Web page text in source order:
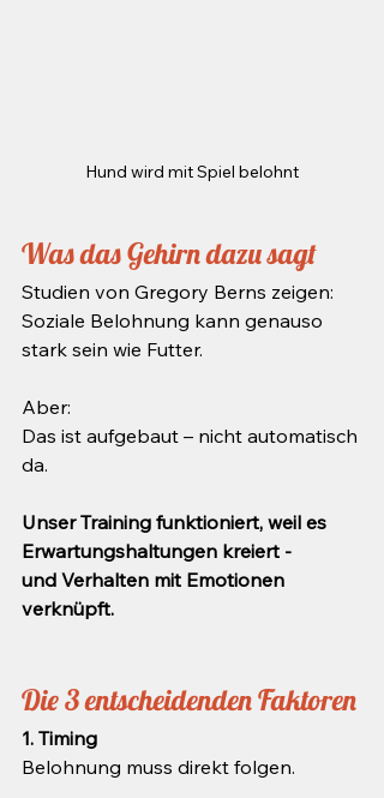
Hund wird mit Spiel belohnt
Was das Gehirn dazu sagt
Studien von Gregory Berns zeigen:
Soziale Belohnung kann genauso
stark sein wie Futter.
Aber:
Das ist aufgebaut – nicht automatisch
da.
Unser Training funktioniert, weil es
Erwartungshaltungen kreiert -
und Verhalten mit Emotionen
verknüpft.
Die 3 entscheidenden Faktoren
1. Timing
Belohnung muss direkt folgen.